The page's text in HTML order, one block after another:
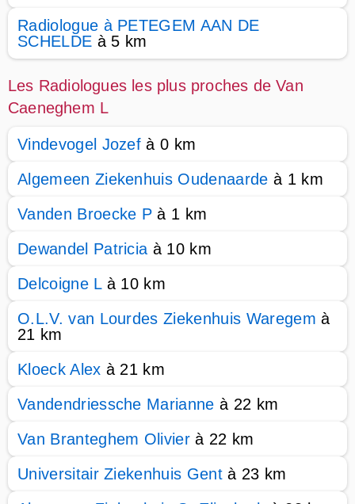
Radiologue à PETEGEM AAN DE
SCHELDE à 5 km
Les Radiologues les plus proches de Van
Caeneghem L
Vindevogel Jozef à 0 km
Algemeen Ziekenhuis Oudenaarde à 1 km
Vanden Broecke P à 1 km
Dewandel Patricia à 10 km
Delcoigne Là 10 km
O.L.V. van Lourdes Ziekenhuis Waregem à
21 km
Kloeck Alex à 21 km
Vandendriessche Marianne à 22 km
Van Branteghem Olivier à 22 km
Universitair Ziekenhuis Gentà 23 km